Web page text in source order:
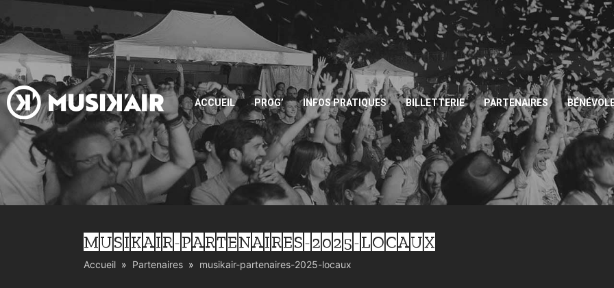
ACCUEIL PROG’ INFOS PRATIQUES BILLETTERIE PARTENAIRES
MUSIKAIR-PARTENAIRES-2025-LOCAUX
Accueil Partenaires musikair-partenaires-2025-locaux